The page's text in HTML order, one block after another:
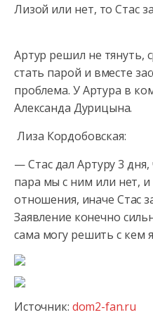
Лизой или нет, то Стас
Артур решил не тянуть,
стать парой и вместе
проблема. У Артура в
Александа Дурицына.
Лиза Кордобовская:
— Стас дал Артуру 3
пара мы с ним или нет,
отношения, иначе Стас
Заявление конечно
сама могу решить с кем
Источник: dom2-fan.ru